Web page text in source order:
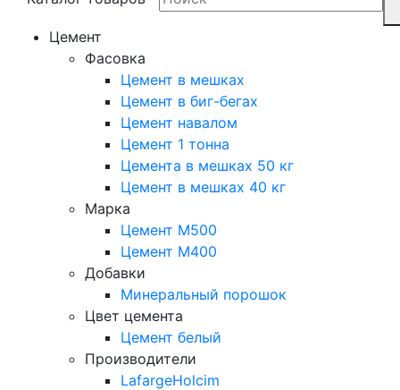
Цемент
Фасовка
Цемент в мешках
Цемент в биг-бегах
Цемент навалом
Цемент 1 тонна
Цемента в мешках 50 кг
Цемент в мешках 40 кг
Марка
Цемент М500
Цемент М400
Добавки
Минеральный порошок
Цвет цемента
Цемент белый
Производители
LafargeHolcim